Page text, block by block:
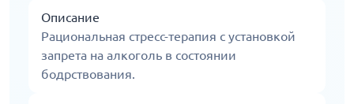
Описание
Рациональная стресс-терапия с установкой
запрета на алкоголь в состоянии
бодрствования.